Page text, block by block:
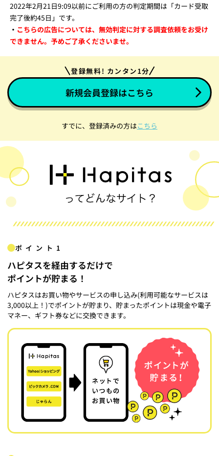
2022年2月21日9:09以前にご利用の方の判定期間は「カード受取
完了後約45日」です。
・ こちらの広告については、無効判定に対する調査依頼をお受け
できません。予めご了承くださいませ。
登録無料! カンタン1分
新規会員登録はこちら
すでに、登録済みの方はこちら
ポイント1
ハピタスを経由するだけで
ポイントが貯まる！
ハピタスはお買い物やサービスの申し込み(利用可能なサービスは
3,000以上！)でポイントが貯まり、貯まったポイントは現金や電子
マネー、ギフト券などに交換できます。